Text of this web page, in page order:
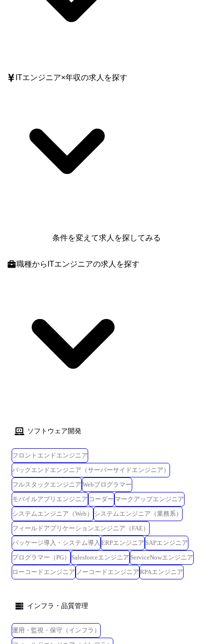
ITエンジニア×年収の求人を探す
条件を変えて求人を探してみる
職種からITエンジニアの求人を探す
ソフトウェア開発
フロントエンドエンジニア
バックエンドエンジニア（サーバーサイドエンジニア）
フルスタックエンジニア Webプログラマー
モバイルアプリエンジニア コーダー マークアップエンジニア
システムエンジニア（Web）
システムエンジニア（業務系）
フィールドアプリケーションエンジニア（FAE）
パッケージ導入・システム導入 ERPエンジニア SAPエンジニア
プログラマー（PG）
Salesforceエンジニア ServiceNowエンジニア
ローコードエンジニア ノーコードエンジニア RPAエンジニア
インフラ・品質管理
運用・監視・保守（インフラ）